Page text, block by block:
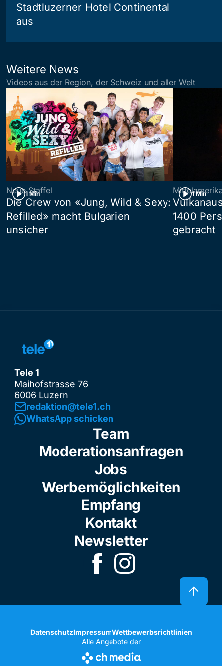
Stadtluzerner Hotel Continental
aus
Weitere News
Videos aus der Region, der Schweiz und aller Welt
1 Min
Neue Staffel
Die Crew von «Jung, Wild & Sexy:
Refilled» macht Bulgarien
unsicher
1 Min
1400
gebracht
Tele 1
Maihofstrasse 76
6006 Luzern
redaktion@tele1.ch
WhatsApp schicken
Team
Moderationsanfragen
Jobs
Werbemöglichkeiten
Empfang
Kontakt
Newsletter
DatenschutzImpressumWettbewerbsrichtlinien
Alle Angebote der